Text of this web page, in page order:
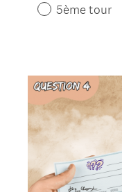
5ème tour
Title